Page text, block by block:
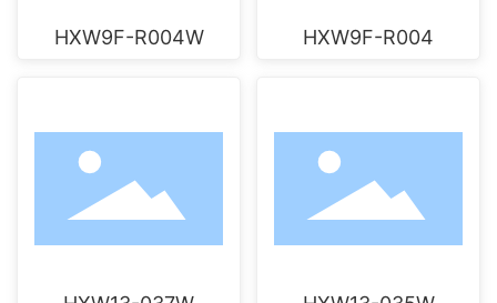
HXW9F-R004W HXW9F-R004